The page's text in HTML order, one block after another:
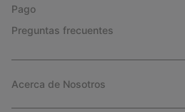
Pago
Preguntas frecuentes
Acerca de Nosotros